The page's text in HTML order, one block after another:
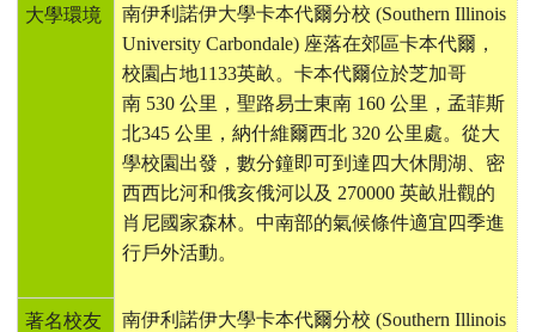
大學環境 南伊利諾伊大學卡本代爾分校 (Southern Illinois
University Carbondale) 座落在郊區卡本代爾，
校園占地1133英畝。卡本代爾位於芝加哥
南 530公里，聖路易士東南 160公里，孟菲斯
北345公里，納什維爾西北 320公里處。從大
學校園出發，數分鐘即可到達四大休閒湖、密
西西比河和俄亥俄河以及 270000英畝壯觀的
肖尼國家森林。中南部的氣候條件適宜四季進
行戶外活動。
著名校友 南伊利諾伊大學卡本代爾分校 (Southern Illinois